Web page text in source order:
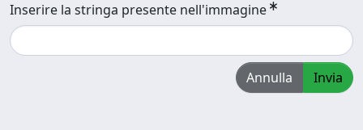
Inserire la stringa presente nell'immagine
Annulla Invia